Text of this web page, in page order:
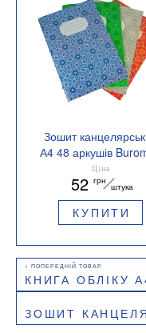
Зошит
А4 48 аркушів
BM.2434
Ціна
52 грн
штука
КУПИТИ
КНИГА ОБЛІКУ А4 96АРК
ЗОШИТ КАНЦЕЛЯРСЬКИЙ